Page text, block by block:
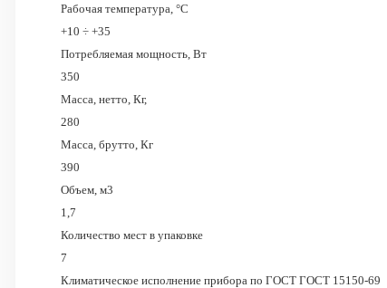
Рабочая температура, °С
+10 ÷ +35
Потребляемая мощность, Вт
350
Масса, нетто, Кг,
280
Масса, брутто, Кг
390
Объем, м3
1,7
Количество мест в упаковке
7
Климатическое исполнение прибора по ГОСТ ГОСТ 15150-69